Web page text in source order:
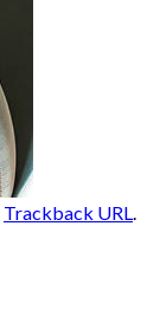
Trackback URL.